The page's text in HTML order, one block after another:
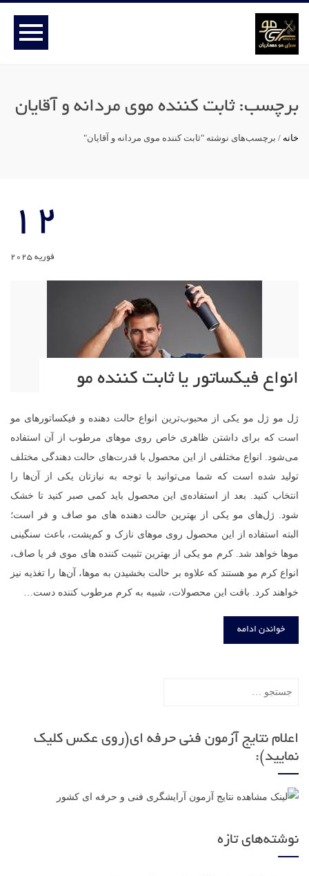
برچسب:ثابت کننده موی مردانه و آقایان
خانه / برچسب‌های نوشته "ثابت کننده موی مردانه و آقایان"
12
فوریه 2025
انواع فیکساتور یا ثابت کننده مو
ژل مو ژل مو یکی از محبوب‌ترین انواع حالت دهنده و فیکساتورهای مو
است که برای داشتن ظاهری خاص روی موهای مرطوب از آن استفاده
می‌شود. انواع مختلفی از این محصول با قدرت‌های حالت دهندگی مختلف
تولید شده است که شما می‌توانید با توجه به نیازتان یکی از آن‌ها را
انتخاب کنید. بعد از استفاده‌ی این محصول باید کمی صبر کنید تا خشک
شود. ژل‌های مو یکی از بهترین حالت دهنده های مو صاف و فر است؛
البته استفاده از این محصول روی موهای نازک و کم‌پشت، باعث سنگینی
موها خواهد شد. کرم مو یکی از بهترین تثبیت کننده های موی فر یا صاف،
انواع کرم مو هستند که علاوه بر حالت بخشیدن به موها، آن‌ها را تغذیه نیز
خواهند کرد. بافت این محصولات، شبیه به کرم مرطوب کننده دست…
خواندن ادامه
اعلام نتایج آزمون فنی حرفه ای(روی عکس کلیک
نمایید):
نوشته‌های تازه